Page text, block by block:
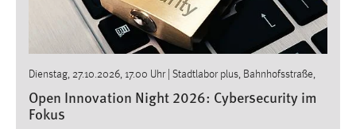
Dienstag, 27.10.2026, 17.00 Uhr| Stadtlabor plus, Bahnhofsstraße,
92224 Amberg | Veranstalter: OTH AW, Siemens, Wifam, IHK
Open Innovation Night 2026: Cybersecurity im
Fokus